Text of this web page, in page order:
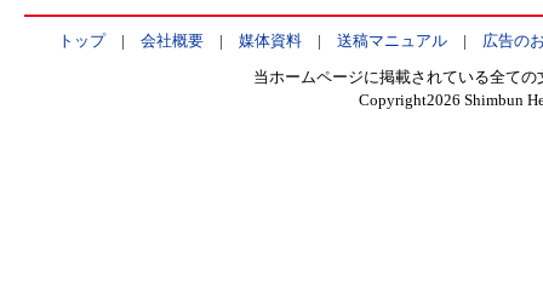
トップ| 会社概要| 媒体資料| 送稿マニュアル| 広告の
当ホームページに掲載されている全て
Copyright2026 Shimbun